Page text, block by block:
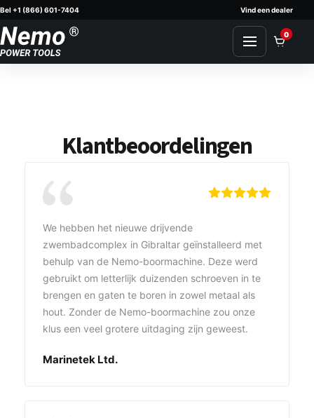
Skip to content
Bel +1 (866) 601-7404 Vind een dealer
0
Klantbeoordelingen
We hebben het nieuwe drijvende
zwembadcomplex in Gibraltar geïnstalleerd met
behulp van de Nemo-boormachine. Deze werd
gebruikt om letterlijk duizenden schroeven in te
brengen en gaten te boren in zowel metaal als
hout. Zonder de Nemo-boormachine zou onze
klus een veel grotere uitdaging zijn geweest.
Marinetek Ltd.